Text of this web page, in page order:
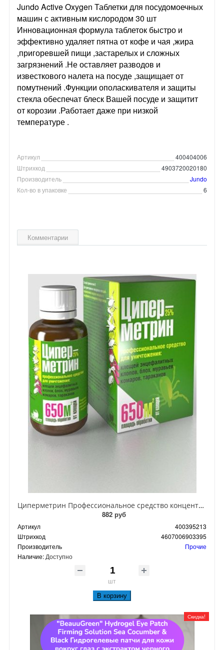
Jundo Active Oxygen Таблетки для посудомоечных
машин с активным кислородом 30 шт
Инновационная формула таблеток быстро и
эффективно удаляет пятна от кофе и чая ,жира
,пригоревшей пищи ,застарелых и сложных
загрязнений .Не оставляет разводов и
известкового налета на посуде ,защищает от
помутнений .Функции ополаскивателя и защиты
стекла обеспечат блеск Вашей посуде и защитит
от корозии .Работает даже при низкой
температуре .
Артикул
400404006
Штрихкод
4903720020180
Производитель
Jundo
Кол-во в упаковке
6
Комментарии
Циперметрин Профессиональное средство концентрат эмульсии 25% для уничтожения тараканов, мух,комаров, блох, клопов, муравьев, ос 50 мл
882 руб
Артикул
400395213
Штрихкод
4607006903395
Производитель
Прочие
Наличие: Доступно
шт
В корзину
Скидка!